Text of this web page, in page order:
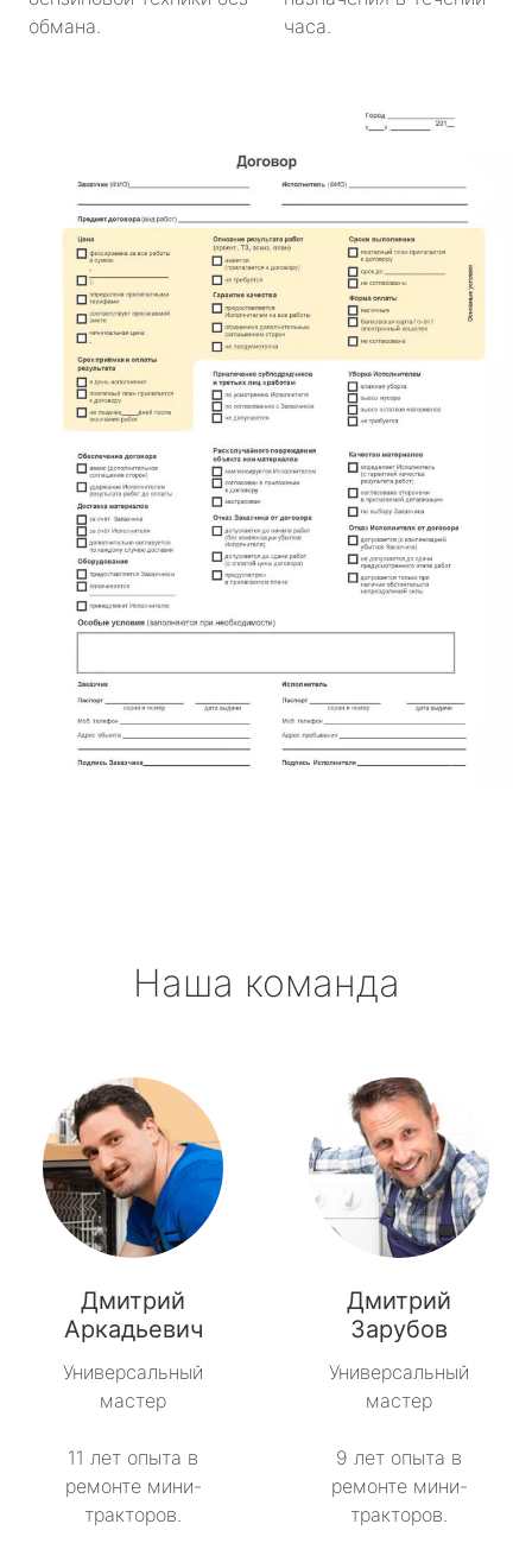
обмана.
часа.
Наша команда
Дмитрий
Аркадьевич
Универсальный
мастер
11 лет опыта в
ремонте мини-
тракторов.
Дмитрий
Зарубов
Универсальный
мастер
9 лет опыта в
ремонте мини-
тракторов.